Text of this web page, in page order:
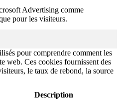
Advertising comme
pour les visiteurs.
pour comprendre comment les
web. Ces cookies fournissent des
le taux de rebond, la source
Description